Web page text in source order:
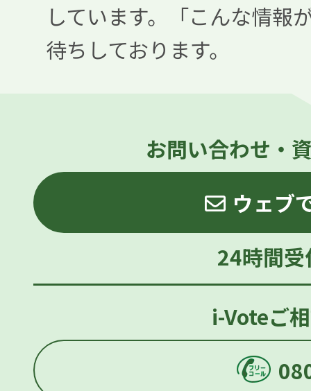
しています。「こんな情報
待ちしております。
お問い合わせ・
ウェブ
24時間
i-Voteご